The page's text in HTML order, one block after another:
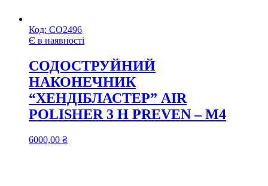
Код: СО2496
Є в наявності
СОДОСТРУЙНИЙ
НАКОНЕЧНИК
“ХЕНДІБЛАСТЕР” AIR
POLISHER 3 Н PREVEN – М4
6000,00 ₴